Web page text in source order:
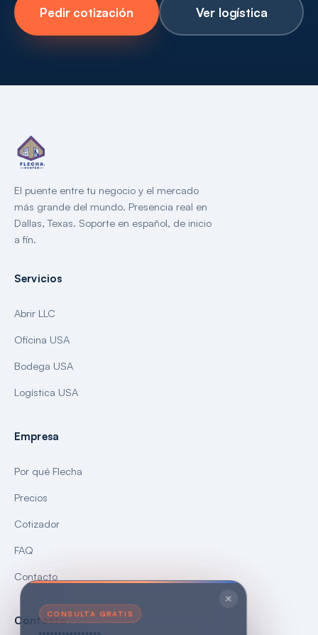
Pedir cotización Ver logística
El puente entre tu negocio y el mercado
más grande del mundo. Presencia real en
Dallas, Texas. Soporte en español, de inicio
a fin.
Servicios
Abrir LLC
Oficina USA
Bodega USA
Logística USA
Empresa
Por qué Flecha
Precios
Cotizador
FAQ
Contacto
Contacto
CONSULTA GRATIS